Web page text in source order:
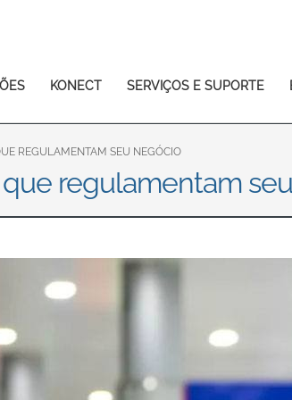
Français
Italiano
Middle East and Africa
India
Asia Pacific
Australia
KONECT SERVIÇOS E SUPORTE
REGULAMENTAM SEU NEGÓCIO
que regulamentam